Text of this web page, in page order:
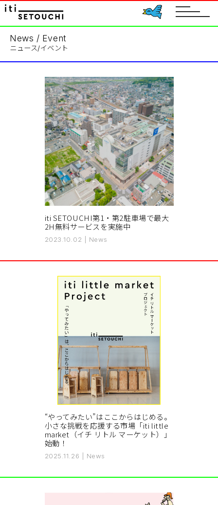
toggle
News / Event
ニュース/イベント
iti SETOUCHI第1・第2駐車場で最大
2H無料サービスを実施中
2023.10.02 News
“やってみたい”はここからはじめる。
小さな挑戦を応援する市場「iti little
market（イチ リトル マーケット）」
始動！
2025.11.26 News